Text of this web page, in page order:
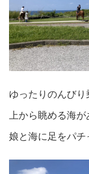
ゆったりのんびり
上から眺める海
娘と海に足をパ